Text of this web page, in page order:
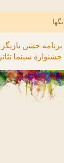
تگها
برنامه جشن بازیگر
جشنواره سینما تئاتر